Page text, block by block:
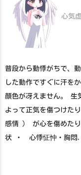
心気虚
普段から動悸がちで、
した動作ですぐに汗を
顔色が冴えません。
よって正気を傷つけた
感情 ） が心を傷めた
状 ・ 心悸怔忡・胸悶